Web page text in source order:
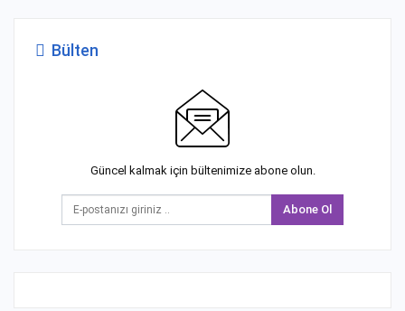
Bülten
Güncel kalmak için bültenimize abone olun.
Abone Ol